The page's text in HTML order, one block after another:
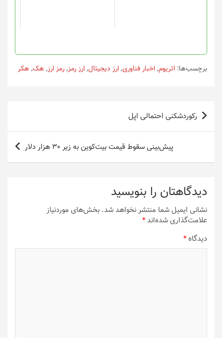
محصول
انتخاب
شوند
برچسب‌ها: اتریوم,اخبار فناوری,ارز دیجیتال,ارز رمز,رمز ارز, هک, هکر
راهبری
نوشته
رکوردشکنی احتمالی اپل
پیش‌بینی سقوط قیمت بیت‌کوین به زیر 30 هزار دلار
دیدگاهتان را بنویسید
نشانی ایمیل شما منتشر نخواهد شد. بخش‌های موردنیاز
علامت‌گذاری شده‌اند*
دیدگاه*